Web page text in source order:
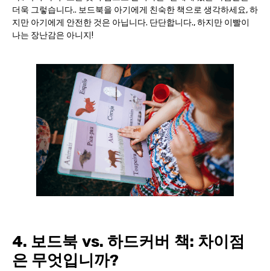
더욱 그렇습니다.. 보드북을 아기에게 친숙한 책으로 생각하세요, 하
지만 아기에게 안전한 것은 아닙니다. 단단합니다., 하지만 이빨이
나는 장난감은 아니지!
4. 보드북 vs. 하드커버 책: 차이점
은 무엇입니까?